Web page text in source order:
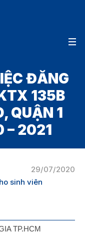
ĐĂNG
135B
QUẬN 1
– 2021
29/07/2020
sinh viên
TP.HCM